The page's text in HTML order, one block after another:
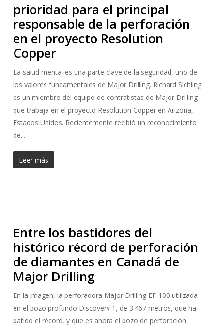
prioridad para el principal
responsable de la perforación
en el proyecto Resolution
Copper
La salud mental es una parte clave de la seguridad, uno de
los valores fundamentales de Major Drilling. Richard Sichling
es un miembro del equipo de contratistas de Major Drilling
que trabaja en el proyecto Resolution Copper en Arizona,
Estados Unidos. Recientemente recibió un reconocimiento
de...
Leer más
Entre los bastidores del
histórico récord de perforación
de diamantes en Canadá de
Major Drilling
En la imagen, la perforadora Major Drilling EF-100 utilizada
en el pozo profundo Discovery 1, de 3.467 metros, que ha
batido el récord, y que es ahora el pozo de perforación